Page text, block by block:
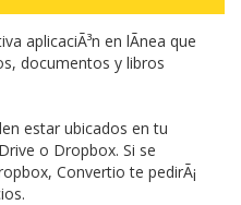
aplicaciÃ³n en lÃ­nea que
documentos y libros
estar ubicados en tu
o Dropbox. Si se
Convertio te pedirÃ¡